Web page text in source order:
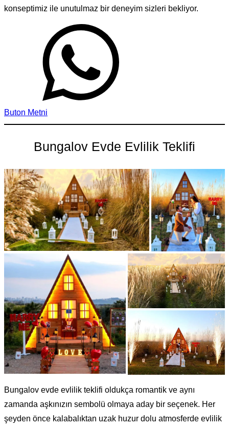
konseptimiz ile unutulmaz bir deneyim sizleri bekliyor.
Buton Metni
Bungalov Evde Evlilik Teklifi
Bungalov evde evlilik teklifi oldukça romantik ve aynı
zamanda aşkınızın sembolü olmaya aday bir seçenek. Her
şeyden önce kalabalıktan uzak huzur dolu atmosferde evlilik